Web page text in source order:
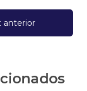
anterior